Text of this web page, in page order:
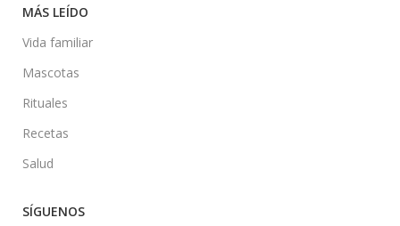
MÁS LEÍDO
Vida familiar
Mascotas
Rituales
Recetas
Salud
SÍGUENOS